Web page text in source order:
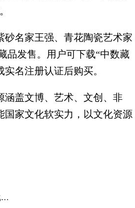
名家王强、青花陶瓷艺术家
品发售。用户可下载“中数藏
名注册认证后购买。
盖文博、艺术、文创、非
国家文化软实力，以文化资源
打破中小企业转型四大痛点 联想数字服务助力数字化转型